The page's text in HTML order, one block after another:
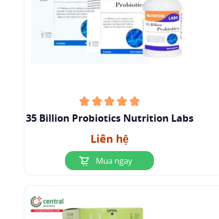
subsp. bulgaricus, Lb-87, có khả năng chống chọi
tốt với điều kiện axit và có tỷ lệ sống sót rất tốt
khi có mật. Nó cũng có độ bám dính tốt với chất
nhầy đường ruột của con người trong ống
cách hạn chế khả năng mầm bệnh xâm chiếm
ruột.
2.1 Đặc điểm sinh lý
amygdalin, lactose, maltose, D-Mannose, salicin,
35 Billion Probiotics Nutrition Labs
Liên hệ
Mua ngay